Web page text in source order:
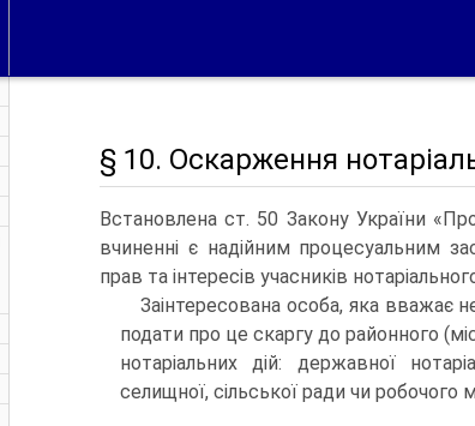
§ 10. Оскарження
Встановлена ст. 50 Закону України
вчиненні є надійним процесуальним
прав та інтересів учасників
Заінтересована особа, яка вважає
подати про це скаргу до районного
нотаріальних дій: державної
селищної, сільської ради чи робочого